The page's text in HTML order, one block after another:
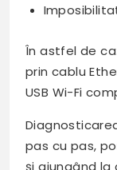
În astfel de
prin cablu
USB Wi-Fi
pas cu pas,